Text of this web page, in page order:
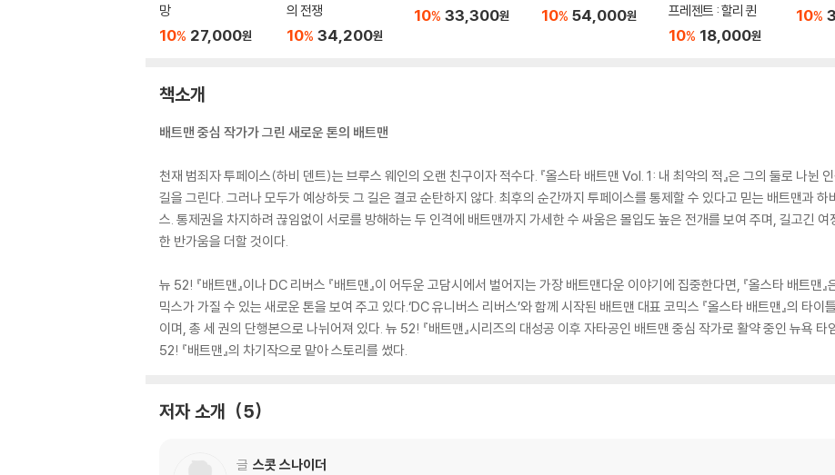
망
10% 27,000원
의 전쟁
10% 34,200원
10% 33,300원 10% 54,000원
프레젠트 : 할리 퀸
10% 18,000원
10%
책소개
배트맨 중심 작가가 그린 새로운 톤의 배트맨
천재 범죄자 투페이스(하비 덴트)는 브루스 웨인의 오랜 친구이자 적수다. 『올스타 배트맨 Vol. 1: 내 최악의 적』은 그의 둘로 나뉜
길을 그린다. 그러나 모두가 예상하듯 그 길은 결코 순탄하지 않다. 최후의 순간까지 투페이스를 통제할 수 있다고 믿는 배트맨과
스. 통제권을 차지하려 끊임없이 서로를 방해하는 두 인격에 배트맨까지 가세한 수 싸움은 몰입도 높은 전개를 보여 주며, 길고긴
한 반가움을 더할 것이다.
뉴 52! 『배트맨』이나 DC 리버스 『배트맨』이 어두운 고담시에서 벌어지는 가장 배트맨다운 이야기에 집중한다면, 『올스타 배트맨
믹스가 가질 수 있는 새로운 톤을 보여 주고 있다.‘DC 유니버스 리버스’와 함께 시작된 배트맨 대표 코믹스 『올스타 배트맨』의 타
이며, 총 세 권의 단행본으로 나뉘어져 있다. 뉴 52! 『배트맨』시리즈의 대성공 이후 자타공인 배트맨 중심 작가로 활약 중인 뉴욕
52! 『배트맨』의 차기작으로 맡아 스토리를 썼다.
저자 소개 5
글 스콧 스나이더